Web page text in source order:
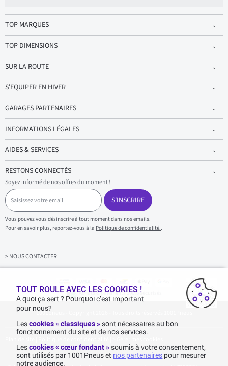
TOP MARQUES
TOP DIMENSIONS
SUR LA ROUTE
S'EQUIPER EN HIVER
GARAGES PARTENAIRES
INFORMATIONS LÉGALES
AIDES & SERVICES
RESTONS CONNECTÉS
Soyez informé de nos offres du moment !
S
a
i
s
i
s
z
v
S'INSCRIRE
Vous pouvez vous désinscrire à tout moment dans nos emails.
Pour en savoir plus, reportez-vous à la Politique de confidentialité..
> NOUS CONTACTER
Achats & paiements 100% sécurisés
1001pneus - Copyright 2026 - Tous droits réservés 1001Pneus
TOUT ROULE AVEC LES COOKIES !
A quoi ça sert ? Pourquoi c’est important
pour nous?
Lescookies « classiques »sont nécessaires au bon
fonctionnement du site et de nos services.
Lescookies « cœur fondant » soumis à votre consentement,
sont utilisés par 1001Pneus et nos partenaires pour mesurer
notre audience.